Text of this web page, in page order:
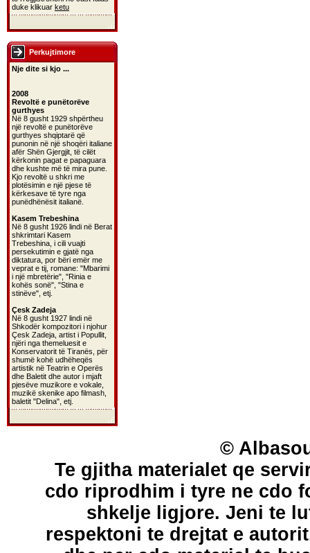
duke klikuar ketu
Perkujtimore
Nje dite si kjo ...
2008
Revoltë e punëtorëve
gurthyes
Në 8 gusht 1929 shpërtheu
një revoltë e punëtorëve
gurthyes shqiptarë që
punonin në një shoqëri italiane
afër Shën Gjergjit, të cilët
kërkonin pagat e papaguara
dhe kushte më të mira pune.
Kjo revoltë u shkri me
plotësimin e një pjese të
kërkesave të tyre nga
punëdhënësit italianë.
Kasem Trebeshina
Në 8 gusht 1926 lindi në Berat
shkrimtari Kasem
Trebeshina, i cili vuajti
persekutimin e gjatë nga
diktatura, por bëri emër me
veprat e tij, romane: "Mbarimi
i një mbretërie", "Rinia e
kohës sonë", "Stina e
stinëve", etj.
Çesk Zadeja
Në 8 gusht 1927 lindi në
Shkodër kompozitori i njohur
Çesk Zadeja, artist i Popullit,
njëri nga themeluesit e
Konservatorit të Tiranës, për
shumë kohë udhëheqës
artistik në Teatrin e Operës
dhe Baletit dhe autor i mjaft
pjesëve muzikore e vokale,
muzikë skenike apo filmash,
baletit "Delina", etj.
©
Te gjitha materialet qe
cdo riprodhim i tyre ne cdo
shkelje ligjore. Jeni te
respektoni te drejtat e